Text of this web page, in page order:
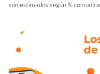
son estimados según %